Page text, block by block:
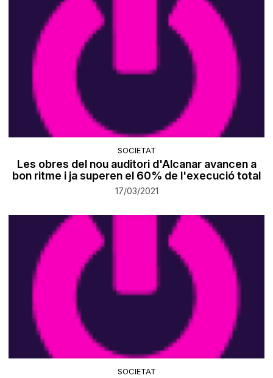
SOCIETAT
Les obres del nou auditori d'Alcanar avancen a
bon ritme i ja superen el 60% de l'execució total
17/03/2021
SOCIETAT